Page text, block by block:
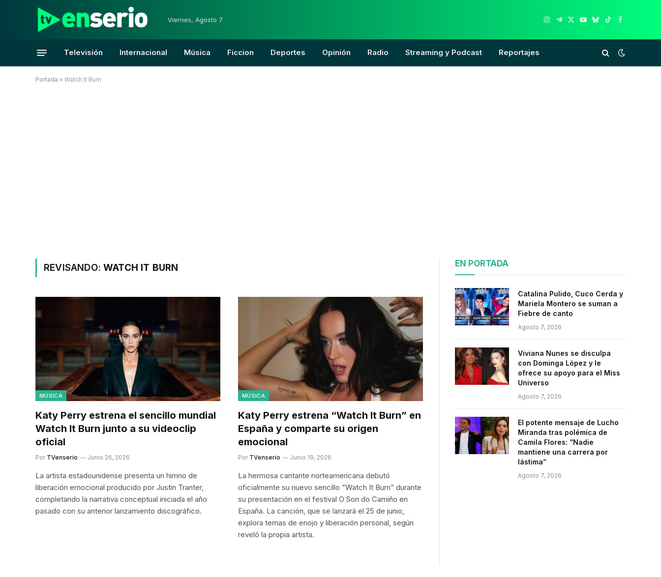
Viernes, Agosto 7
Instagram
Telegram
X
YouTube
Bluesky
TikTokFacebook
Televisión Internacional Música Ficcion Deportes Opinión Radio Streaming y Podcast Reportajes
Portada » Watch It Burn
REVISANDO:WATCH IT BURN
MÚSICA
Katy Perry estrena el sencillo mundial
Watch It Burn junto a su videoclip
oficial
Por TVenserio Junio 26, 2026
La artista estadounidense presenta un himno de
liberación emocional producido por Justin Tranter,
completando la narrativa conceptual iniciada el año
pasado con su anterior lanzamiento discográfico.
MÚSICA
Katy Perry estrena “Watch It Burn” en
España y comparte su origen
emocional
Por TVenserio Junio 19, 2026
La hermosa cantante norteamericana debutó
oficialmente su nuevo sencillo “Watch It Burn” durante
su presentación en el festival O Son do Camiño en
España. La canción, que se lanzará el 25 de junio,
explora temas de enojo y liberación personal, según
reveló la propia artista.
EN PORTADA
Catalina Pulido, Cuco Cerda y
Mariela Montero se suman a
Fiebre de canto
Agosto 7, 2026
Viviana Nunes se disculpa
con Dominga López y le
ofrece su apoyo para el Miss
Universo
Agosto 7, 2026
El potente mensaje de Lucho
Miranda tras polémica de
Camila Flores: “Nadie
mantiene una carrera por
lástima”
Agosto 7, 2026